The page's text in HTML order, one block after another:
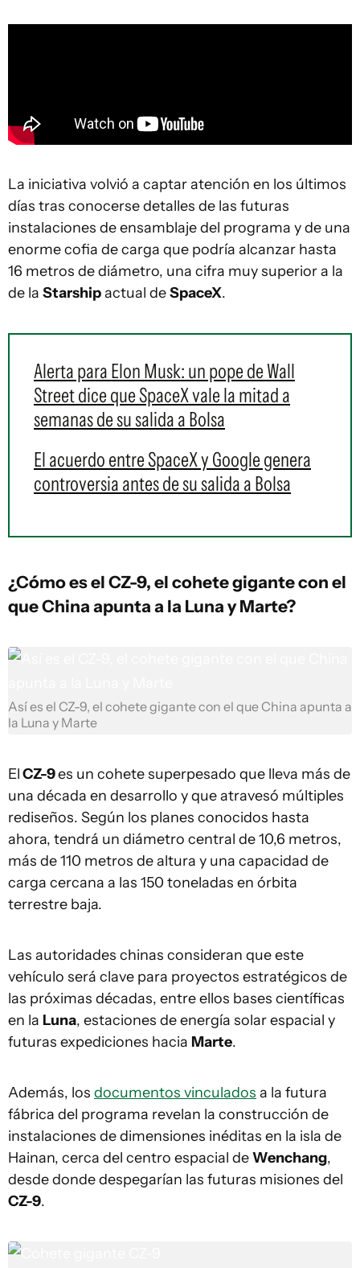
La iniciativa volvió a captar atención en los últimos
días tras conocerse detalles de las futuras
instalaciones de ensamblaje del programa y de una
enorme cofia de carga que podría alcanzar hasta
16 metros de diámetro, una cifra muy superior a la
de la Starshipactual deSpaceX.
Alerta para Elon Musk: un pope de Wall
Street dice que SpaceX vale la mitad a
semanas de su salida a Bolsa
El acuerdo entre SpaceX y Google genera
controversia antes de su salida a Bolsa
¿Cómo es el CZ-9, el cohete gigante con el
que China apunta a la Luna y Marte?
Así es el CZ-9, el cohete gigante con el que China apunta a
la Luna y Marte
ElCZ-9es un cohete superpesado que lleva más de
una década en desarrollo y que atravesó múltiples
rediseños. Según los planes conocidos hasta
ahora, tendrá un diámetro central de 10,6 metros,
más de 110 metros de altura y una capacidad de
carga cercana a las 150 toneladas en órbita
terrestre baja.
Las autoridades chinas consideran que este
vehículo será clave para proyectos estratégicos de
las próximas décadas, entre ellos bases científicas
en la Luna, estaciones de energía solar espacial y
futuras expediciones hacia Marte.
Además, los documentos vinculados a la futura
fábrica del programa revelan la construcción de
instalaciones de dimensiones inéditas en la isla de
Hainan, cerca del centro espacial deWenchang,
desde donde despegarían las futuras misiones del
CZ-9.